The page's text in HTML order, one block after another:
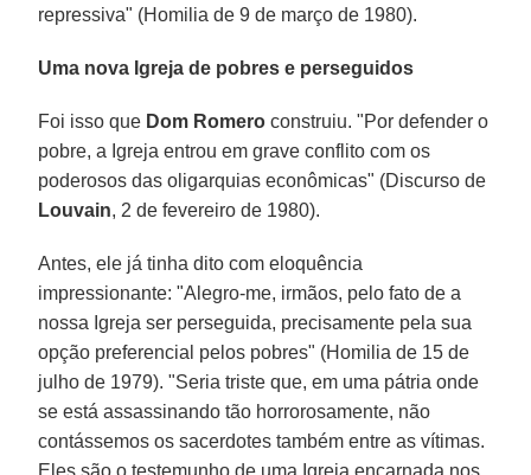
repressiva" (Homilia de 9 de março de 1980).
Uma nova Igreja de pobres e perseguidos
Foi isso que Dom Romero construiu. "Por defender o
pobre, a Igreja entrou em grave conflito com os
poderosos das oligarquias econômicas" (Discurso de
Louvain, 2 de fevereiro de 1980).
Antes, ele já tinha dito com eloquência
impressionante: "Alegro-me, irmãos, pelo fato de a
nossa Igreja ser perseguida, precisamente pela sua
opção preferencial pelos pobres" (Homilia de 15 de
julho de 1979). "Seria triste que, em uma pátria onde
se está assassinando tão horrorosamente, não
contássemos os sacerdotes também entre as vítimas.
Eles são o testemunho de uma Igreja encarnada nos